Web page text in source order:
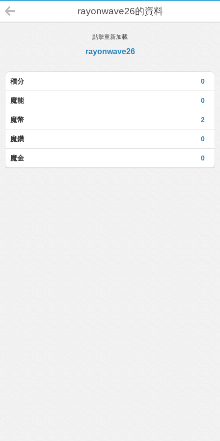
rayonwave26的資料
點擊重新加載
rayonwave26
0
積分
0
魔能
2
魔幣
0
魔鑽
0
魔金